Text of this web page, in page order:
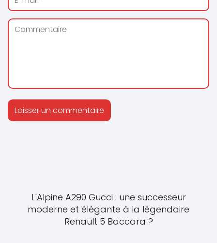
L'Alpine A290 Gucci : une successeur
moderne et élégante à la légendaire
Renault 5 Baccara ?